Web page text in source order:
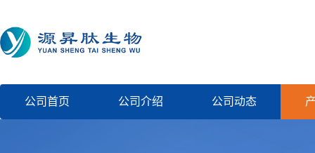
公司首页 公司介绍 公司动态